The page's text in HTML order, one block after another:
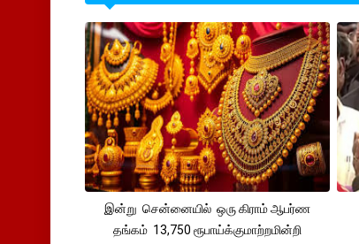
இன்று சென்னையில் ஒரு கிராம் ஆபர்ண
தங்கம் 13,750 ரூபாய்க்குமாற்றமின்றி